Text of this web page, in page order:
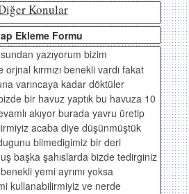
Konular
Ekleme Formu
yazıyorum bizim
kırmızı benekli vardı fakat
varıncaya kadar döktüler
bir havuz yaptık bu havuza 10
akıyor burada yavru üretip
acaba diye düşünmüştük
bilmedigimiz bir deri
başka şahıslarda bizde tedirginiz
yemi ayrımı yoksa
kullanabilirmiyiz ve nerde